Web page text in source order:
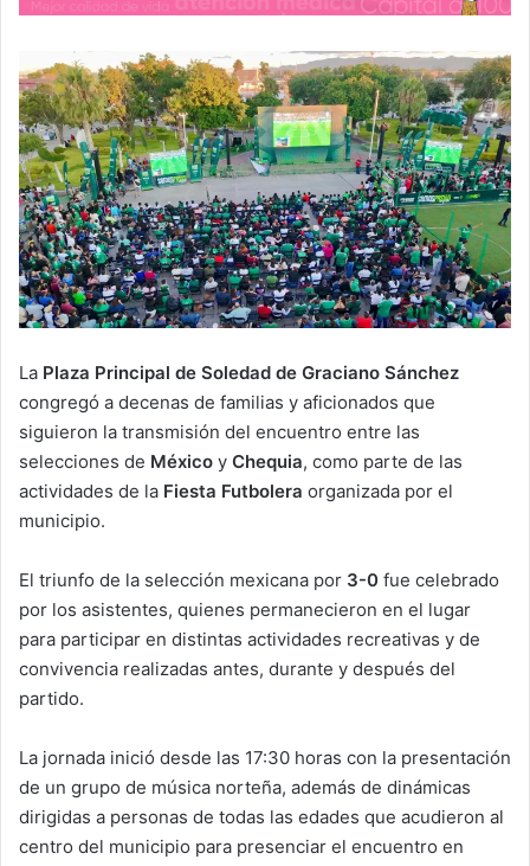
La Plaza Principal de Soledad de Graciano Sánchez
congregó a decenas de familias y aficionados que
siguieron la transmisión del encuentro entre las
selecciones de México y Chequia, como parte de las
actividades de la Fiesta Futbolera organizada por el
municipio.
El triunfo de la selección mexicana por 3-0 fue celebrado
por los asistentes, quienes permanecieron en el lugar
para participar en distintas actividades recreativas y de
convivencia realizadas antes, durante y después del
partido.
La jornada inició desde las 17:30 horas con la presentación
de un grupo de música norteña, además de dinámicas
dirigidas a personas de todas las edades que acudieron al
centro del municipio para presenciar el encuentro en